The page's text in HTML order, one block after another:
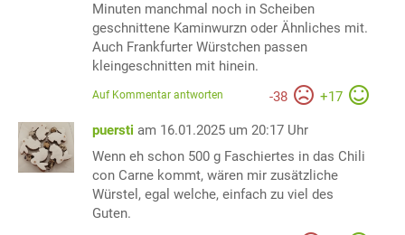
Minuten manchmal noch in Scheiben
geschnittene Kaminwurzn oder Ähnliches mit.
Auch Frankfurter Würstchen passen
kleingeschnitten mit hinein.
-38 +17
Auf Kommentar antworten
puersti am 16.01.2025 um 20:17 Uhr
Wenn eh schon 500 g Faschiertes in das Chili
con Carne kommt, wären mir zusätzliche
Würstel, egal welche, einfach zu viel des
Guten.